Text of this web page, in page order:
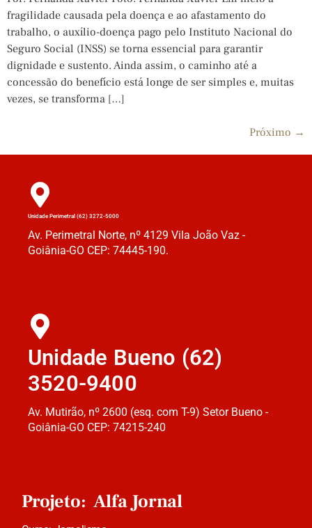
fragilidade causada pela doença e ao afastamento do
trabalho, o auxílio-doença pago pelo Instituto Nacional do
Seguro Social (INSS) se torna essencial para garantir
dignidade e sustento. Ainda assim, o caminho até a
concessão do benefício está longe de ser simples e, muitas
vezes, se transforma […]
Próximo →
Unidade Perimetral (62) 3272-5000
Av. Perimetral Norte, nº 4129 Vila João Vaz -
Goiânia-GO CEP: 74445-190.
Unidade Bueno (62)
3520-9400
Av. Mutirão, nº 2600 (esq. com T-9) Setor Bueno -
Goiânia-GO CEP: 74215-240
Projeto: Alfa Jornal